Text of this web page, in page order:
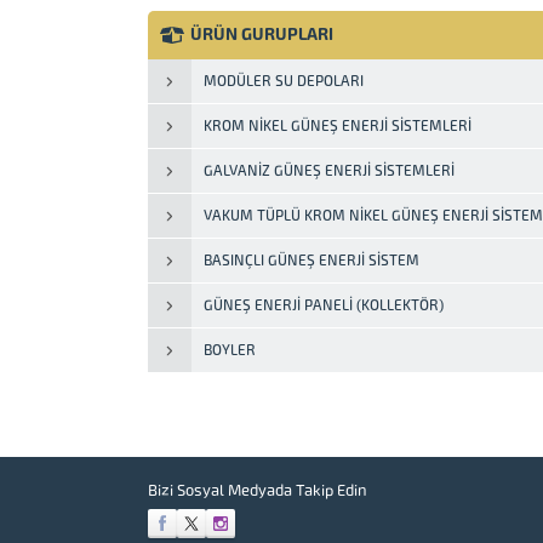
azaltılmasıdır. Isıtma, aydınlatma ve
karşılarken, elektrikli ev eşyalarımızı
ÜRÜN GURUPLARI
MODÜLER SU DEPOLARI
KROM NIKEL GÜNEŞ ENERJI SISTEMLERI
GALVANIZ GÜNEŞ ENERJI SISTEMLERI
VAKUM TÜPLÜ KROM NIKEL GÜNEŞ ENERJI SISTEM
BASINÇLI GÜNEŞ ENERJI SISTEM
GÜNEŞ ENERJI PANELI (KOLLEKTÖR)
BOYLER
Bizi Sosyal Medyada Takip Edin